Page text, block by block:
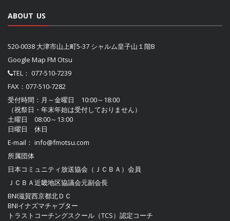
ABOUT US
520-0038 大津市山上町5-37 シャルム皇子山１階B
Google Map FM Otsu
TEL： 077-510-7239
FAX：077-510-7282
受付時間：月～金曜日 10:00～18:00
（祝祭日・年末年始は受付しておりません）
土曜日 08:00～13:00
日曜日 休日
E-mail： info@fmotsu.com
所属団体
日本コミュニティ放送協会（ＪＣＢＡ） 会員
ＪＣＢＡ近畿地区協議会元副会長
BNI滋賀西京都北ＤＣ
BNIイナズマチャプター
トラストコーチングスクール（TCS）認定コーチ